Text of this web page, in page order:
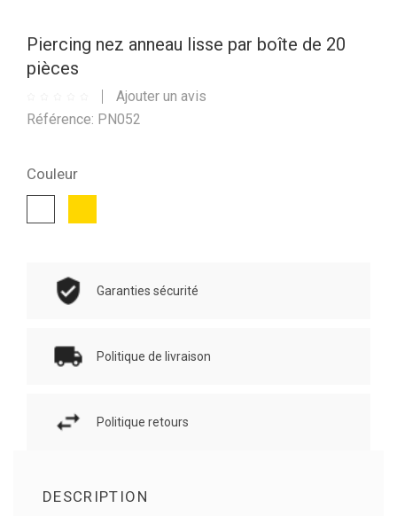
Piercing nez anneau lisse par boîte de 20
pièces
Ajouter un avis
Référence: PN052
Couleur
Garanties sécurité
Politique de livraison
Politique retours
DESCRIPTION